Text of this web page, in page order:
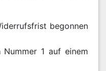
begonnen
1 auf einem